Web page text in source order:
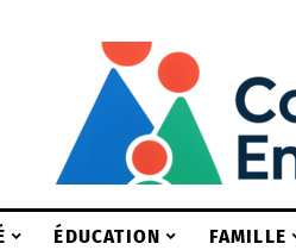
ÉDUCATION FAMILLE